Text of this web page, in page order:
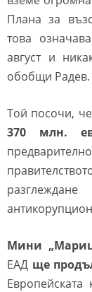
Плана за
това
август и
обобщи Радев.
Той посочи,
370 млн.
Мини
ЕАД ще